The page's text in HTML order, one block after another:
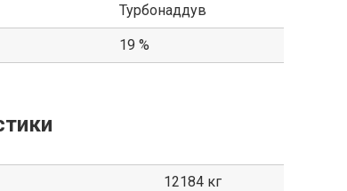
Турбонаддув
19 %
12184 кг